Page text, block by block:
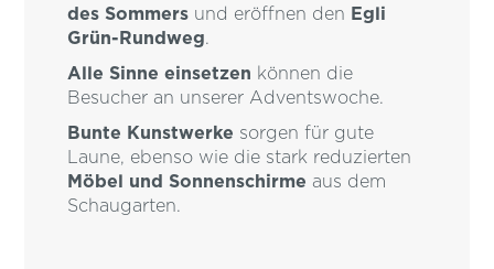
des Sommersund eröffnen den Egli
Grün-Rundweg.
Alle Sinne einsetzen können die
Besucher an unserer Adventswoche.
Bunte Kunstwerke sorgen für gute
Laune, ebenso wie die stark reduzierten
Möbel und Sonnenschirme aus dem
Schaugarten.